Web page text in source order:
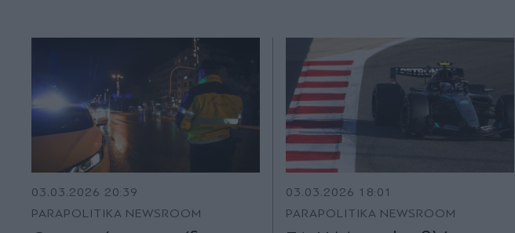
03.03.2026 20:39
PARAPOLITIKA NEWSROOM
03.03.2026 18:01
PARAPOLITIKA NEWSROOM